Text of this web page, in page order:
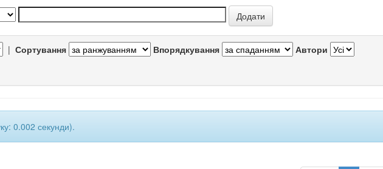
| Сортування Впорядкування Автори
0.002 секунди).